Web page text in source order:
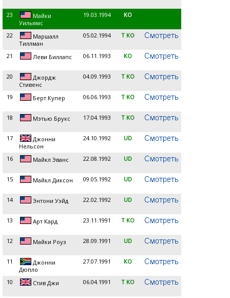
23
Майки
Уильямс
19.03.1994 KO
22
Маршалл
Тиллман
05.02.1994 T KO
21 Леви Биллапс 06.11.1993 KO
20
Джордж
Стивенс
04.09.1993 T KO
19 Берт Купер 06.06.1993 T KO
18 Мэтью Брукс 17.04.1993 T KO
17
Джонни
Нельсон
24.10.1992 UD
16 Майкл Эванс 22.08.1992 UD
15 Майкл Диксон 09.05.1992 UD
14 Энтони Уэйд 22.02.1992 UD
13 Арт Кард 23.11.1991 T KO
12 Майки Роуз 28.09.1991 UD
11
Джонни
Дюпло
27.07.1991 KO
10 Стив Джи 06.04.1991 T KO